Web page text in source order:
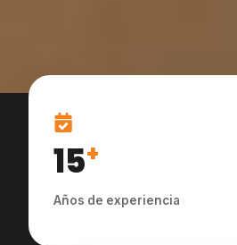
15+
Años de experiencia